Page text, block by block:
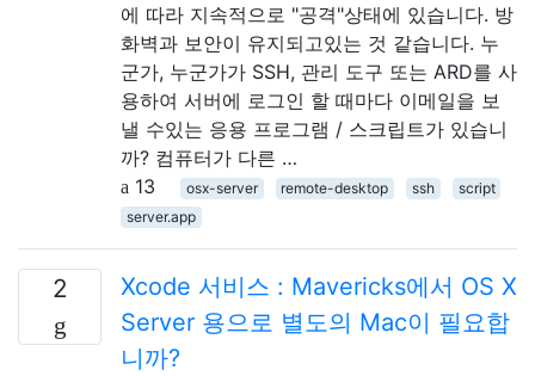
에 따라 지속적으로 "공격"상태에 있습니다. 방
화벽과 보안이 유지되고있는 것 같습니다. 누
군가, 누군가가 SSH, 관리 도구 또는 ARD를 사
용하여 서버에 로그인 할 때마다 이메일을 보
낼 수있는 응용 프로그램 / 스크립트가 있습니
까? 컴퓨터가 다른 …
13
osx-server remote-desktop ssh
script
server.app
2
Xcode 서비스 : Mavericks에서 OS X
Server 용으로 별도의 Mac이 필요합
니까?